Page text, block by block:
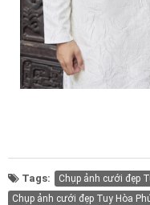
Tags:
Chụp ảnh cưới đẹp
Chụp ảnh cưới đẹp Tuy Hòa